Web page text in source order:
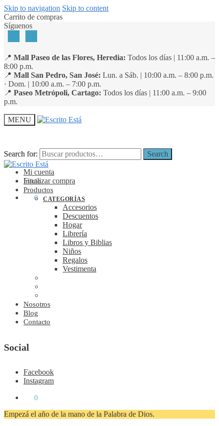
Skip to navigation Skip to content
Carrito de compras
Síguenos
📍 Mall Paseo de las Flores, Heredia: Todos los días | 11:00 a.m. –
8:00 p.m.
📍 Mall San Pedro, San José: Lun. a Sáb. | 10:00 a.m. – 8:00 p.m.
· Dom. | 10:00 a.m. – 7:00 p.m.
📍 Paseo Metrópoli, Cartago: Todos los días | 11:00 a.m. – 9:00
p.m.
MENU
Search for: Search
Mi cuenta
Finalizar compra
0
Search for: Search
Inicio
Productos
CATEGORÍAS
Accesorios
Descuentos
Hogar
Librería
Libros y Biblias
Niños
Regalos
Vestimenta
Nosotros
Blog
Contacto
Social
Facebook
Instagram
0
Empezá el año de la mano de la Palabra de Dios.